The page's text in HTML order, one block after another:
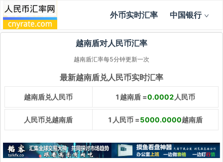
外币实时汇率 中国银行
越南盾对人民币汇率
越南盾汇率每5分钟更新一次
最新越南盾兑人民币实时汇率
越南盾兑人民币 1越南盾 =0.0002 人民币
人民币兑越南盾 1人民币 =5000.0000越南盾